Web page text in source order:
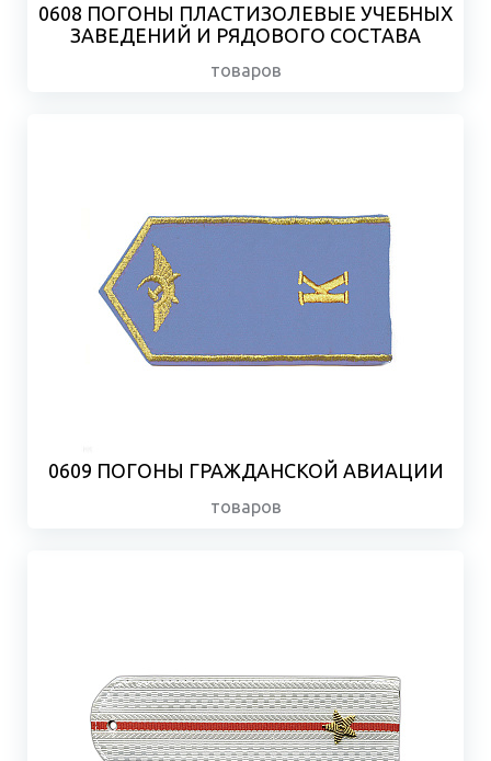
0608 ПОГОНЫ ПЛАСТИЗОЛЕВЫЕ УЧЕБНЫХ
ЗАВЕДЕНИЙ И РЯДОВОГО СОСТАВА
товаров
0609 ПОГОНЫ ГРАЖДАНСКОЙ АВИАЦИИ
товаров